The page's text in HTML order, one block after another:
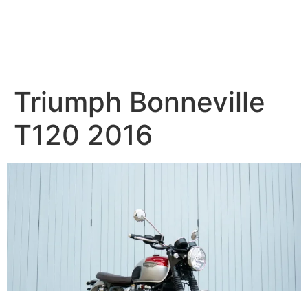
Triumph Bonneville
T120 2016